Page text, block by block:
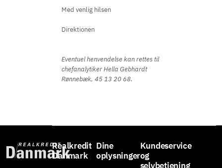
Med venlig hilsen
Direktionen
Eventuel henvendelse kan rettes til
chefanalytiker Hella Gebhardt
Rønnebæk, 45 13 20 68.
Realkredit
Danmark
Dine
oplysninger
Kundeservice
og
selvbetjening